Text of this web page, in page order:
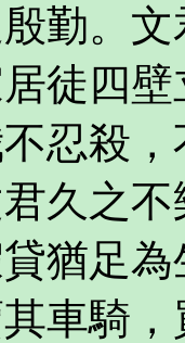
勤。
徒四
不忍殺
久之
貸猶足
車騎